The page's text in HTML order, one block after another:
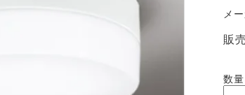
メ
販
数量